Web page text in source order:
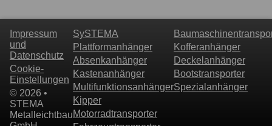
Impressum
und
Datenschutz
Cookie-
Einstellungen
© 2026 •
STEMA
Metalleichtbau
SySTEMA
Plattformanhänger
Absenkanhänger
Kastenanhänger
Multifunktionsanhänger
Kipper
Motorradtransporter
Kofferanhänger
Deckelanhänger
Bootstransporter
Spezialanhänger